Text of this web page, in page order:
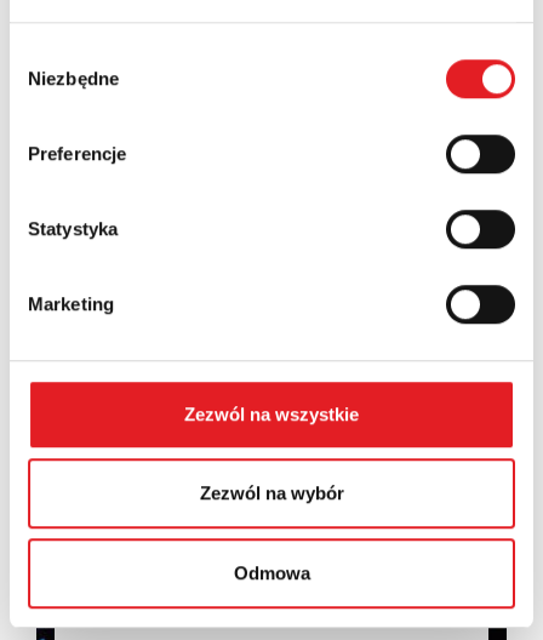
zgody
Niezbędne
Preferencje
Statystyka
Marketing
Zezwól na wszystkie
Zezwól na wybór
Odmowa
Treść: *
Wyrażam zgodę na przetwarzanie moich danych
osobowych przez Relpol S.A. Więcej informacji na
temat przetwarzania danych osobowych wPolityce
Zapoznałem z treściąPolityki Prywatności*